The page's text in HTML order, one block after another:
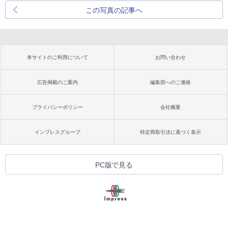
この写真の記事へ
本サイトのご利用について お問い合わせ
広告掲載のご案内 編集部へのご連絡
プライバシーポリシー 会社概要
インプレスグループ 特定商取引法に基づく表示
PC版で見る